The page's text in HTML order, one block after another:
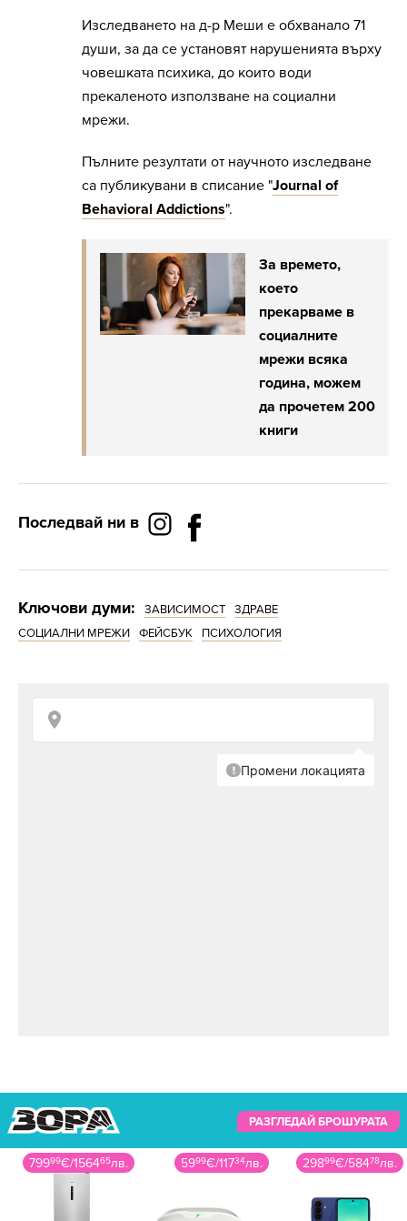
Изследването на д-р Меши е обхванало 71
души, за да се установят нарушенията върху
човешката психика, до които води
прекаленото използване на социални
мрежи.
Пълните резултати от научното изследване
са публикувани в списание "Journal of
Behavioral Addictions".
За времето,
което
прекарваме в
социалните
мрежи всяка
година, можем
да прочетем 200
книги
Последвай ни в
Ключови думи: ЗАВИСИМОСТ
ЗДРАВЕ
СОЦИАЛНИ МРЕЖИ
ФЕЙСБУК ПСИХОЛОГИЯ
РАЗГЛЕДАЙ БРОШУРАТА
79999€/156465лв. 5999€/11734лв. 29899€/58478лв.